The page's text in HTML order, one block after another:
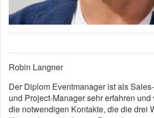
Robin Langner
Der Diplom Eventmanager ist als
und Project-Manager sehr erfahren
die notwendigen Kontakte, die die drei